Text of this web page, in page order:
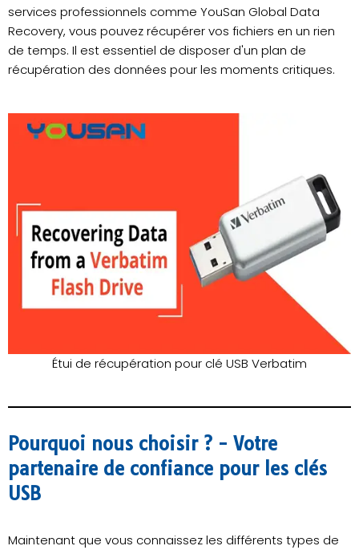
services professionnels comme YouSan Global Data
Recovery, vous pouvez récupérer vos fichiers en un rien
de temps. Il est essentiel de disposer d'un plan de
récupération des données pour les moments critiques.
Étui de récupération pour clé USB Verbatim
Pourquoi nous choisir ? - Votre
partenaire de confiance pour les clés
USB
Maintenant que vous connaissez les différents types de